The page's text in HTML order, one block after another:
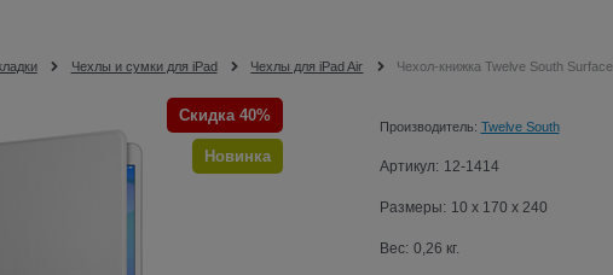
Чехлы и сумки для iPad Чехлы для iPad Air Чехол-книжка Twelve South
Скидка 40%
Новинка
Производитель: Twelve South
Артикул: 12-1414
Размеры: 10 x 170 x 240
Вес: 0,26 кг.